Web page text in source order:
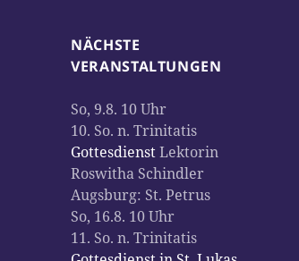
NÄCHSTE
VERANSTALTUNGEN
So, 9.8. 10 Uhr
10. So. n. Trinitatis
GottesdienstLektorin
Roswitha Schindler
Augsburg: St. Petrus
So, 16.8. 10 Uhr
11. So. n. Trinitatis